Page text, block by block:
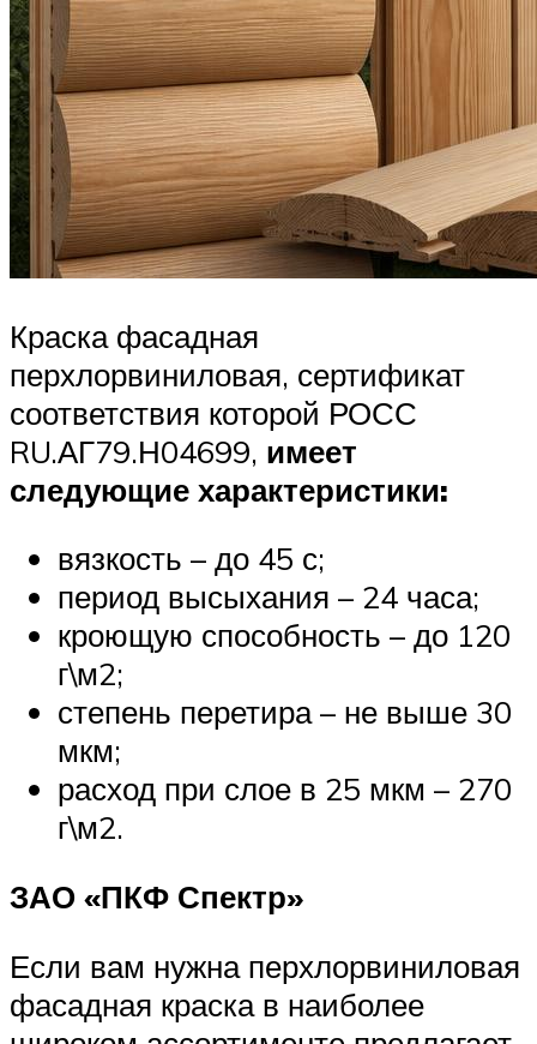
Краска фасадная
перхлорвиниловая, сертификат
соответствия которой РОСС
RU.АГ79.Н04699, имеет
следующие характеристики:
вязкость – до 45 с;
период высыхания – 24 часа;
кроющую способность – до 120
г\м2;
степень перетира – не выше 30
мкм;
расход при слое в 25 мкм – 270
г\м2.
ЗАО «ПКФ Спектр»
Если вам нужна перхлорвиниловая
фасадная краска в наиболее